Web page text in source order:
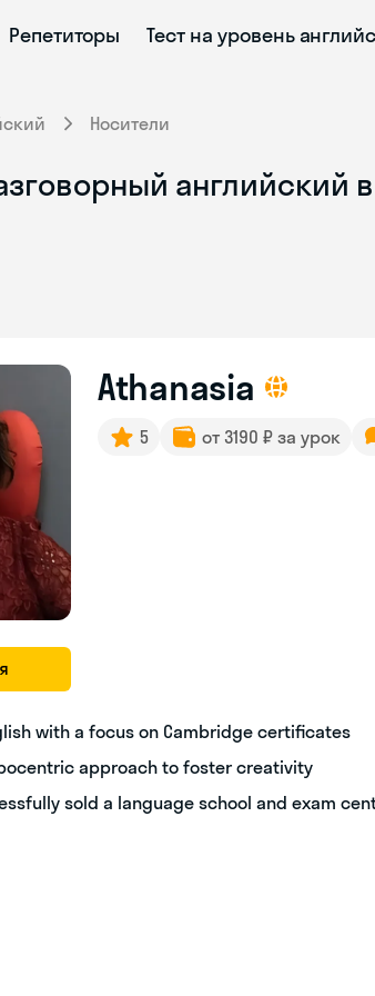
Репетиторы Тест на уровень
Носители
английский
Athanasia
5 от 3190 ₽ за урок
with a focus on Cambridge certificates
approach to foster creativity
sold a language school and exam